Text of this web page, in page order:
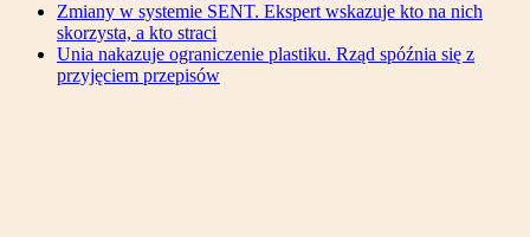
Zmiany w systemie SENT. Ekspert wskazuje kto na nich
skorzysta, a kto straci
Unia nakazuje ograniczenie plastiku. Rząd spóźnia się z
przyjęciem przepisów